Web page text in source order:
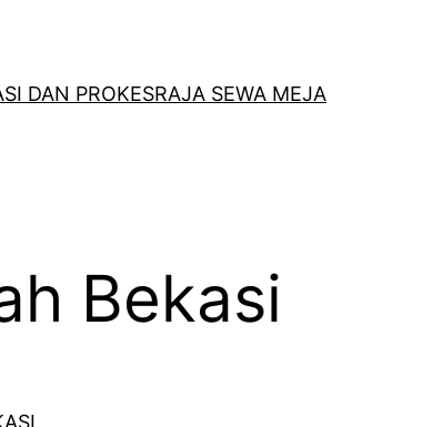
DAN PROKESRAJA SEWA MEJA
Bekasi